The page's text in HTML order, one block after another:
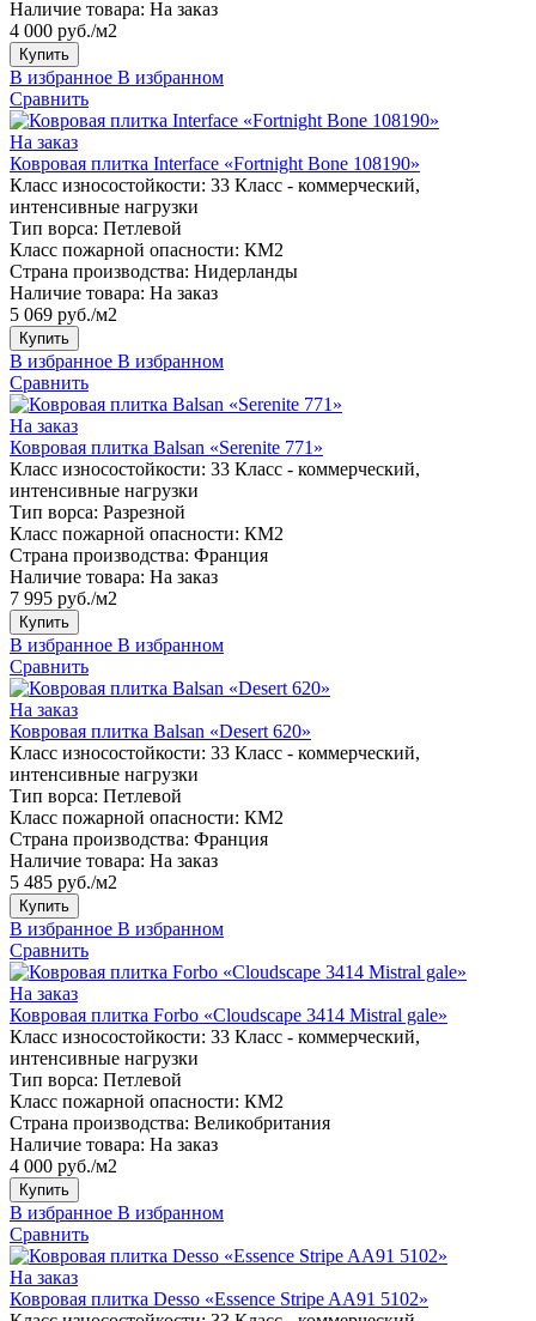
Наличие товара: На заказ
4 000 руб./м2
Купить
В избранное В избранном
Сравнить
На заказ
Ковровая плитка Interface «Fortnight Bone 108190»
Класс износостойкости: 33 Класс - коммерческий,
интенсивные нагрузки
Тип ворса: Петлевой
Класс пожарной опасности: КМ2
Страна производства: Нидерланды
Наличие товара: На заказ
5 069 руб./м2
Купить
В избранное В избранном
Сравнить
На заказ
Ковровая плитка Balsan «Serenite 771»
Класс износостойкости: 33 Класс - коммерческий,
интенсивные нагрузки
Тип ворса: Разрезной
Класс пожарной опасности: КМ2
Страна производства: Франция
Наличие товара: На заказ
7 995 руб./м2
Купить
В избранное В избранном
Сравнить
На заказ
Ковровая плитка Balsan «Desert 620»
Класс износостойкости: 33 Класс - коммерческий,
интенсивные нагрузки
Тип ворса: Петлевой
Класс пожарной опасности: КМ2
Страна производства: Франция
Наличие товара: На заказ
5 485 руб./м2
Купить
В избранное В избранном
Сравнить
На заказ
Ковровая плитка Forbo «Cloudscape 3414 Mistral gale»
Класс износостойкости: 33 Класс - коммерческий,
интенсивные нагрузки
Тип ворса: Петлевой
Класс пожарной опасности: КМ2
Страна производства: Великобритания
Наличие товара: На заказ
4 000 руб./м2
Купить
В избранное В избранном
Сравнить
На заказ
Ковровая плитка Desso «Essence Stripe AA91 5102»